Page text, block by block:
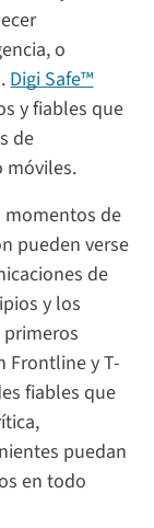
o
Digi Safe™
y fiables que
de
móviles.
momentos de
pueden verse
de
y los
Frontline y T-
fiables que
puedan
en todo